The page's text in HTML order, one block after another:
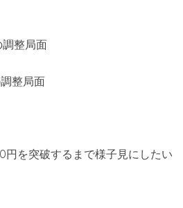
整局面
整局面
を突破するまで様子見にしたい